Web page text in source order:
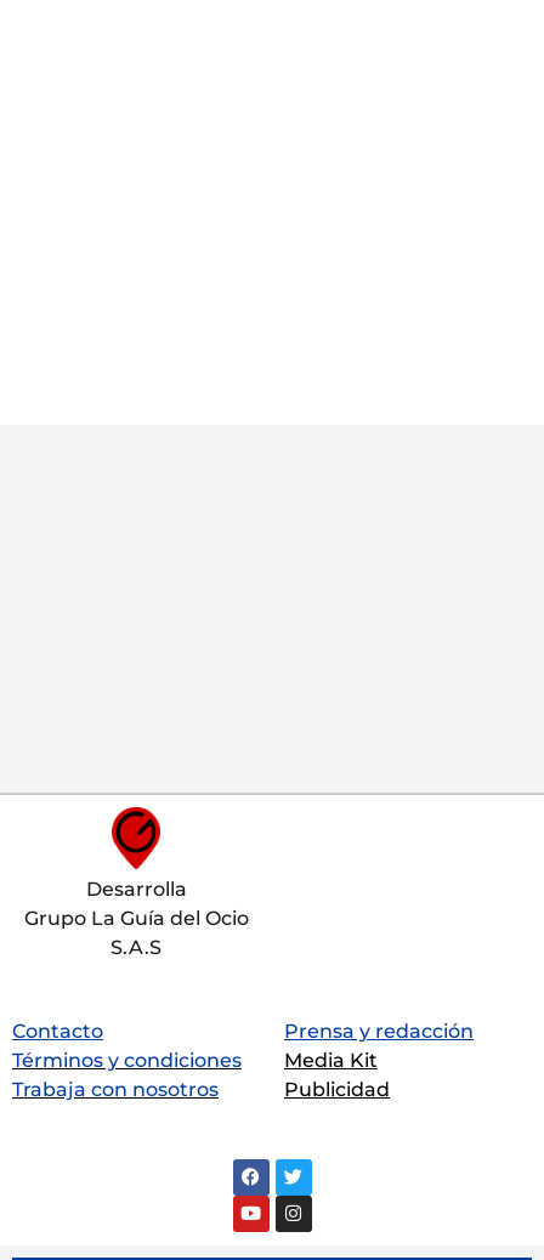
Desarrolla
Grupo La Guía del Ocio
S.A.S
Contacto
Términos y condiciones
Trabaja con nosotros
Prensa y redacción
Media Kit
Publicidad